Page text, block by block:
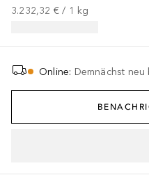
3.232,32 € / 1 kg
Online: Demnächst neu